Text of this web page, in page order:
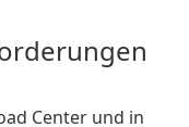
Center und in